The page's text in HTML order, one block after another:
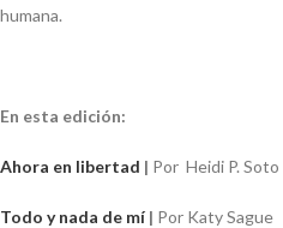
humana.
En esta edición:
Ahora en libertad | Por Heidi P. Soto
Todo y nada de mí | Por Katy Sague